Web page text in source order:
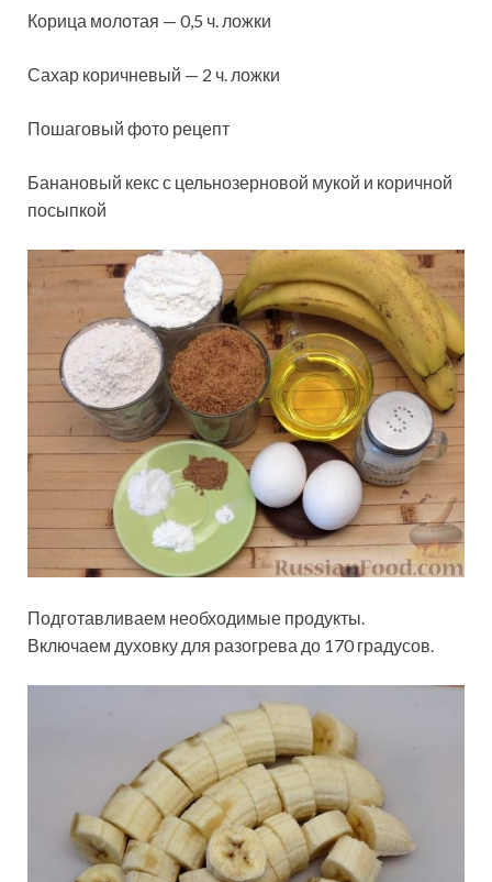
Корица молотая — 0,5 ч. ложки
Сахар коричневый — 2 ч. ложки
Пошаговый фото рецепт
Банановый кекс с цельнозерновой мукой и коричной
посыпкой
Подготавливаем необходимые продукты.
Включаем духовку для разогрева до 170 градусов.